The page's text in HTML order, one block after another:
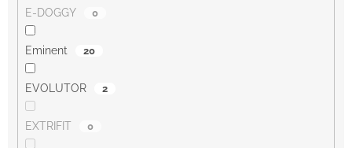
E-DOGGY 0
Eminent 20
EVOLUTOR 2
EXTRIFIT 0